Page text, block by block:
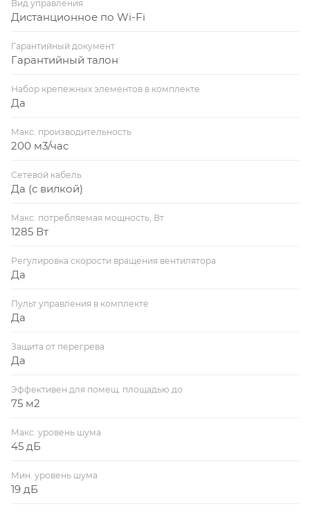
Вид управления
Дистанционное по Wi-Fi
Гарантийный документ
Гарантийный талон
Набор крепежных элементов в комплекте
Да
Макс. производительность
200 м3/час
Сетевой кабель
Да (с вилкой)
Макс. потребляемая мощность, Вт
1285 Вт
Регулировка скорости вращения вентилятора
Да
Пульт управления в комплекте
Да
Защита от перегрева
Да
Эффективен для помещ. площадью до
75 м2
Макс. уровень шума
45 дБ
Мин. уровень шума
19 дБ